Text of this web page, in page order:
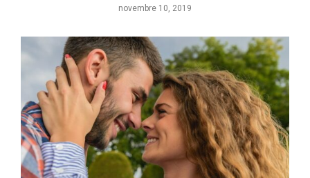
novembre 10, 2019